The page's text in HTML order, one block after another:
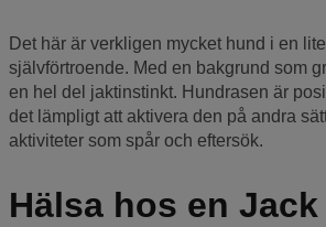
Det här är verkligen mycket hund i en
självförtroende. Med en bakgrund som
en hel del jaktinstinkt. Hundrasen är
det lämpligt att aktivera den på andra
aktiviteter som spår och eftersök.
Hälsa hos en